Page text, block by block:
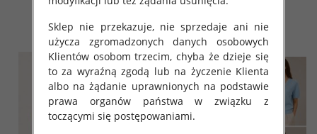
szczegóły szczegóły
Sklep nie przekazuje, nie sprzedaje ani nie
użycza zgromadzonych danych osobowych
Klientów osobom trzecim, chyba że dzieje się
to za wyraźną zgodą lub na życzenie Klienta
albo na żądanie uprawnionych na podstawie
prawa organów państwa w związku z
toczącymi się postępowaniami.